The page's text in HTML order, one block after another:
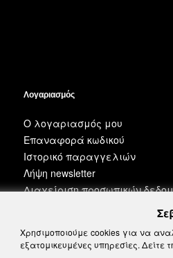
Λογαριασμός
Ο λογαριασμός μου
Επαναφορά κωδικού
Ιστορικό παραγγελιών
Λήψη newsletter
Διαχείριση προσωπικών
Χρησιμοποιούμε cookies για να
εξατομικευμένες υπηρεσίες. Δείτε